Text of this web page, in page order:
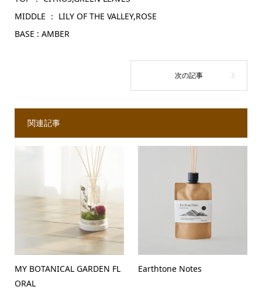
MIDDLE ： LILY OF THE VALLEY,ROSE
BASE : AMBER
関連記事
MY BOTANICAL GARDEN FL
ORAL
Earthtone Notes